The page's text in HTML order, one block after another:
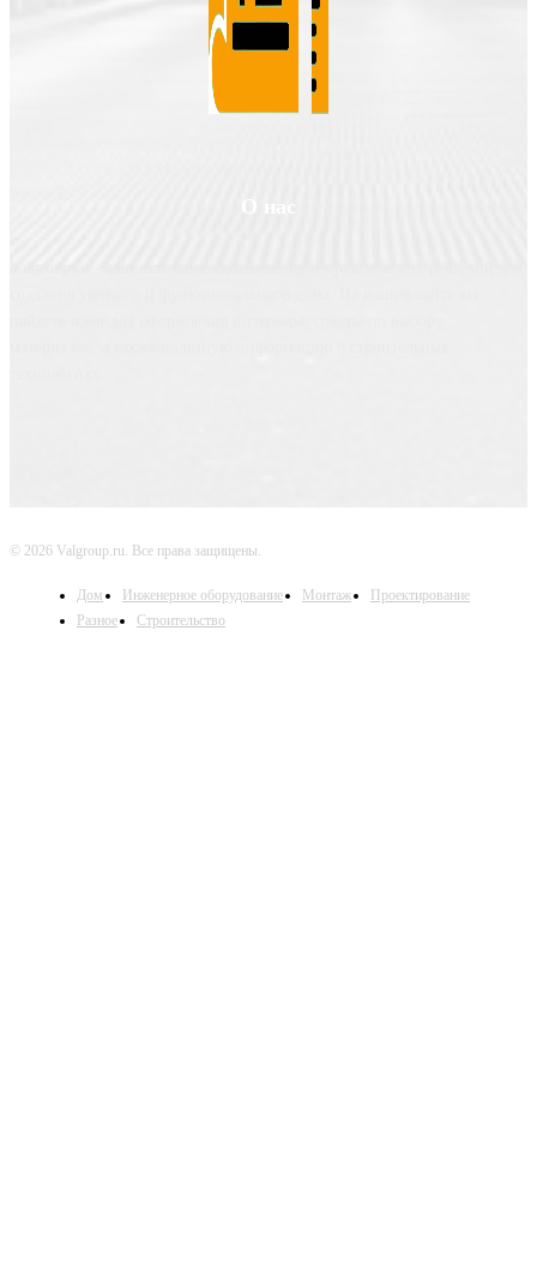
© 2026 Valgroup.ru. Все права защищены.
Дом Инженерное оборудование Монтаж
Проектирование
Разное
Строительство